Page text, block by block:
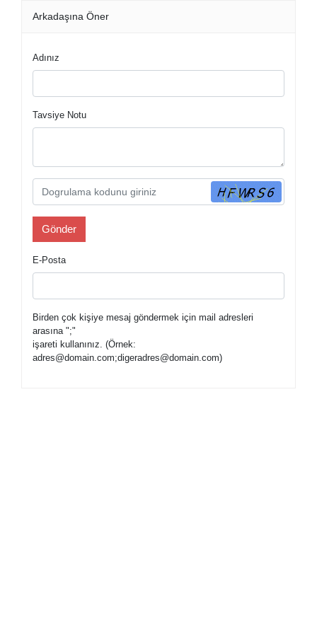
Arkadaşına Öner
Adınız
Tavsiye Notu
E-Posta
Birden çok kişiye mesaj göndermek için mail adresleri
arasına ";"
işareti kullanınız. (Örnek:
adres@domain.com;digeradres@domain.com)